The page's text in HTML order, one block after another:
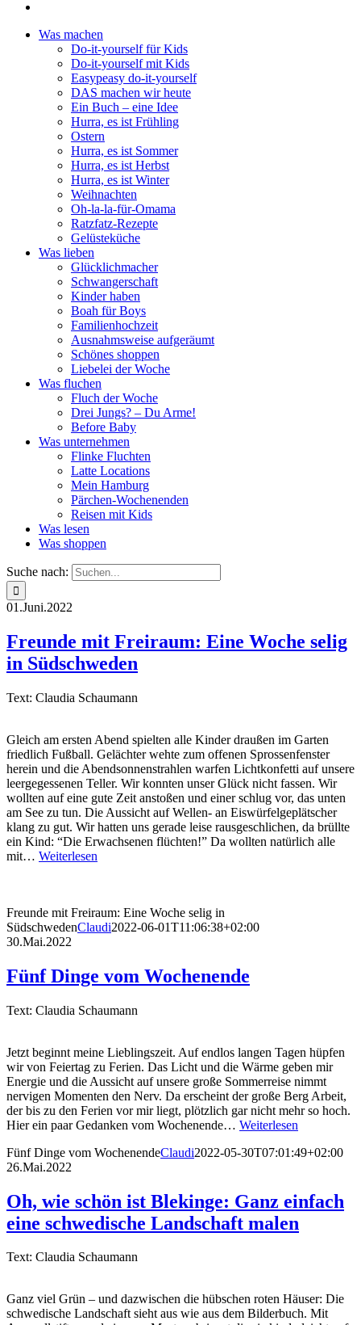
Was machen
Do-it-yourself für Kids
Do-it-yourself mit Kids
Easypeasy do-it-yourself
DAS machen wir heute
Ein Buch – eine Idee
Hurra, es ist Frühling
Ostern
Hurra, es ist Sommer
Hurra, es ist Herbst
Hurra, es ist Winter
Weihnachten
Oh-la-la-für-Omama
Ratzfatz-Rezepte
Gelüsteküche
Was lieben
Glücklichmacher
Schwangerschaft
Kinder haben
Boah für Boys
Familienhochzeit
Ausnahmsweise aufgeräumt
Schönes shoppen
Liebelei der Woche
Was fluchen
Fluch der Woche
Drei Jungs? – Du Arme!
Before Baby
Was unternehmen
Flinke Fluchten
Latte Locations
Mein Hamburg
Pärchen-Wochenenden
Reisen mit Kids
Was lesen
Was shoppen
Suche nach:
01.Juni.2022
Freunde mit Freiraum: Eine Woche selig
in Südschweden
Text: Claudia Schaumann
Gleich am ersten Abend spielten alle Kinder draußen im Garten
friedlich Fußball. Gelächter wehte zum offenen Sprossenfenster
herein und die Abendsonnenstrahlen warfen Lichtkonfetti auf unsere
leergegessenen Teller. Wir konnten unser Glück nicht fassen. Wir
wollten auf eine gute Zeit anstoßen und einer schlug vor, das unten
am See zu tun. Die Aussicht auf Wellen- an Eiswürfelgeplätscher
klang zu gut. Wir hatten uns gerade leise rausgeschlichen, da brüllte
ein Kind: “Die Erwachsenen flüchten!” Da wollten natürlich alle
mit… Weiterlesen
Freunde mit Freiraum: Eine Woche selig in
SüdschwedenClaudi2022-06-01T11:06:38+02:00
30.Mai.2022
Fünf Dinge vom Wochenende
Text: Claudia Schaumann
Jetzt beginnt meine Lieblingszeit. Auf endlos langen Tagen hüpfen
wir von Feiertag zu Ferien. Das Licht und die Wärme geben mir
Energie und die Aussicht auf unsere große Sommerreise nimmt
nervigen Momenten den Nerv. Da erscheint der große Berg Arbeit,
der bis zu den Ferien vor mir liegt, plötzlich gar nicht mehr so hoch.
Hier ein paar Gedanken vom Wochenende… Weiterlesen
Fünf Dinge vom WochenendeClaudi2022-05-30T07:01:49+02:00
26.Mai.2022
Oh, wie schön ist Blekinge: Ganz einfach
eine schwedische Landschaft malen
Text: Claudia Schaumann
Ganz viel Grün – und dazwischen die hübschen roten Häuser: Die
schwedische Landschaft sieht aus wie aus dem Bilderbuch. Mit